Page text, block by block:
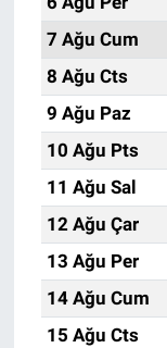
7 Ağu Cum
8 Ağu Cts
9 Ağu Paz
10 Ağu Pts
11 Ağu Sal
12 Ağu Çar
13 Ağu Per
14 Ağu Cum
15 Ağu Cts